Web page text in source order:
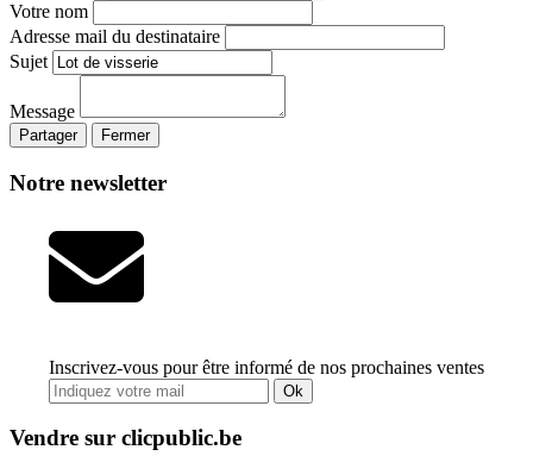
Votre nom
Adresse mail du destinataire
Sujet
Message
Partager Fermer
Notre newsletter
Inscrivez-vous pour être informé de nos prochaines ventes
Ok
Vendre sur clicpublic.be